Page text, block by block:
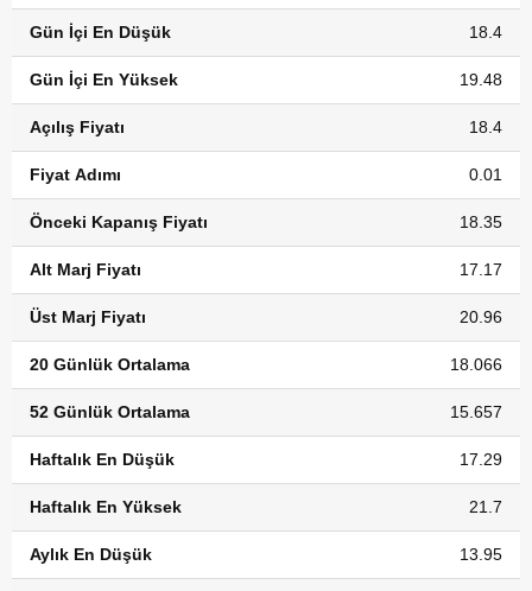
Gün İçi En Düşük 18.4
Gün İçi En Yüksek 19.48
Açılış Fiyatı 18.4
Fiyat Adımı 0.01
Önceki Kapanış Fiyatı 18.35
Alt Marj Fiyatı 17.17
Üst Marj Fiyatı 20.96
20 Günlük Ortalama 18.066
52 Günlük Ortalama 15.657
Haftalık En Düşük 17.29
Haftalık En Yüksek 21.7
Aylık En Düşük 13.95